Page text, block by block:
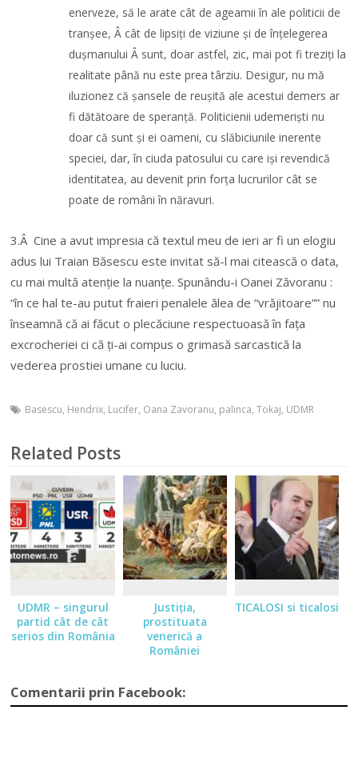
enerveze, să le arate cât de ageamii în ale politicii de
tranșee, Â cât de lipsiți de viziune și de înțelegerea
dușmanului Â sunt, doar astfel, zic, mai pot fi treziți la
realitate până nu este prea târziu. Desigur, nu mă
iluzionez că șansele de reușită ale acestui demers ar
fi dătătoare de speranță. Politicienii udemeriști nu
doar că sunt și ei oameni, cu slăbiciunile inerente
speciei, dar, în ciuda patosului cu care iși revendică
identitatea, au devenit prin forța lucrurilor cât se
poate de români în năravuri.
3.Â Cine a avut impresia că textul meu de ieri ar fi un elogiu
adus lui Traian Băsescu este invitat să-l mai citească o data,
cu mai multă atenție la nuanțe. Spunându-i Oanei Zăvoranu :
“în ce hal te-au putut fraieri penalele ălea de “vrăjitoare”” nu
înseamnă că ai făcut o plecăciune respectuoasă în fața
excrocheriei ci că ți-ai compus o grimasă sarcastică la
vederea prostiei umane cu luciu.
Basescu, Hendrix, Lucifer, Oana Zavoranu, palinca,Tokaj, UDMR
Related Posts
UDMR – singurul
partid cât de cât
serios din România
Justiţia,
prostituata
venerică a
României
TICALOSI si ticalosi
Comentarii prin Facebook: